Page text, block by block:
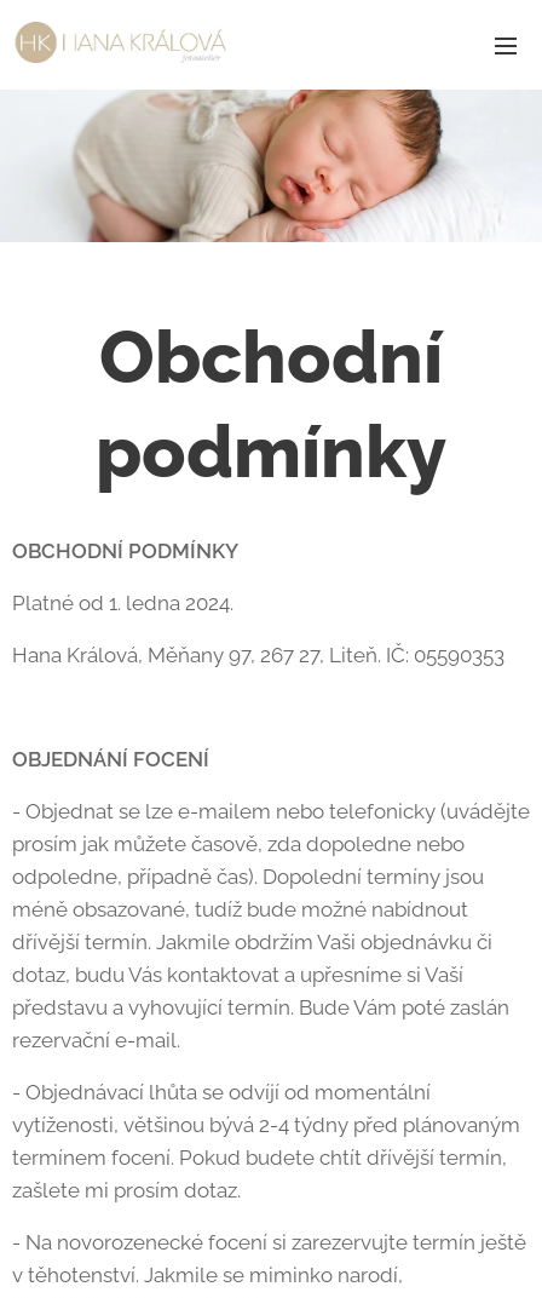
Obchodní
podmínky
OBCHODNÍ PODMÍNKY
Platné od 1. ledna 2024.
Hana Králová, Měňany 97, 267 27, Liteň. IČ: 05590353
OBJEDNÁNÍ FOCENÍ
- Objednat se lze e-mailem nebo telefonicky (uvádějte
prosím jak můžete časově, zda dopoledne nebo
odpoledne, případně čas). Dopolední termíny jsou
méně obsazované, tudíž bude možné nabídnout
dřívější termín. Jakmile obdržím Vaši objednávku či
dotaz, budu Vás kontaktovat a upřesníme si Vaší
představu a vyhovující termín. Bude Vám poté zaslán
rezervační e-mail.
- Objednávací lhůta se odvíjí od momentální
vytíženosti, většinou bývá 2-4 týdny před plánovaným
termínem focení. Pokud budete chtít dřívější termín,
zašlete mi prosím dotaz.
- Na novorozenecké focení si zarezervujte termín ještě
v těhotenství. Jakmile se miminko narodí,